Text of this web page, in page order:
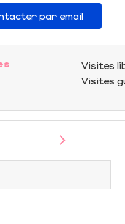
par email
Visites
Visites